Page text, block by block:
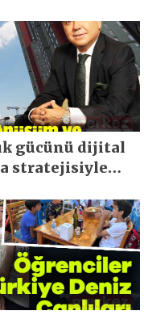
gücünü dijital
stratejisiyle